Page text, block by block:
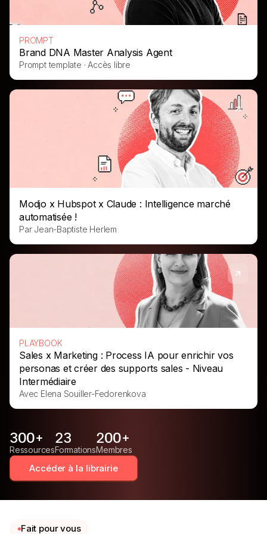
PROMPT
Brand DNA Master Analysis Agent
Prompt template · Accès libre
Modjo x Hubspot x Claude : Intelligence marché
automatisée !
Par Jean-Baptiste Herlem
PLAYBOOK
Sales x Marketing : Process IA pour enrichir vos
personas et créer des supports sales - Niveau
Intermédiaire
Avec Elena Souiller-Fedorenkova
300+
Ressources
23
Formations
200+
Membres
Accéder à la librairie
Fait pour vous